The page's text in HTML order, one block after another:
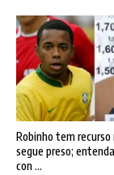
Robinho tem recurso
segue preso;
con ...